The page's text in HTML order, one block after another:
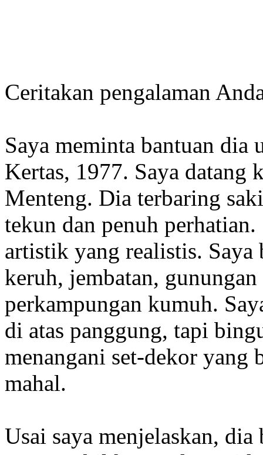
Ceritakan pengalaman
Saya meminta bantuan
Kertas, 1977. Saya datang
Menteng. Dia terbaring
tekun dan penuh
artistik yang realistis.
keruh, jembatan,
perkampungan kumuh.
di atas panggung, tapi
menangani set-dekor yang
mahal.
Usai saya menjelaskan,